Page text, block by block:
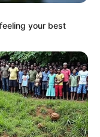
your best